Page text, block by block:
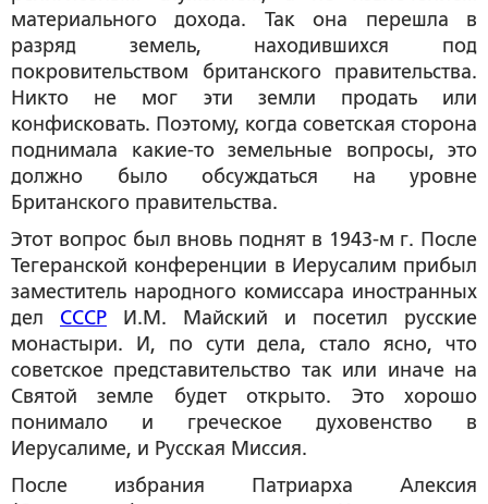
материального дохода. Так она перешла в
разряд земель, находившихся под
покровительством британского правительства.
Никто не мог эти земли продать или
конфисковать. Поэтому, когда советская сторона
поднимала какие-то земельные вопросы, это
должно было обсуждаться на уровне
Британского правительства.
Этот вопрос был вновь поднят в 1943-м г. После
Тегеранской конференции в Иерусалим прибыл
заместитель народного комиссара иностранных
дел СССР И.М. Майский и посетил русские
монастыри. И, по сути дела, стало ясно, что
советское представительство так или иначе на
Святой земле будет открыто. Это хорошо
понимало и греческое духовенство в
Иерусалиме, и Русская Миссия.
После избрания Патриарха Алексия